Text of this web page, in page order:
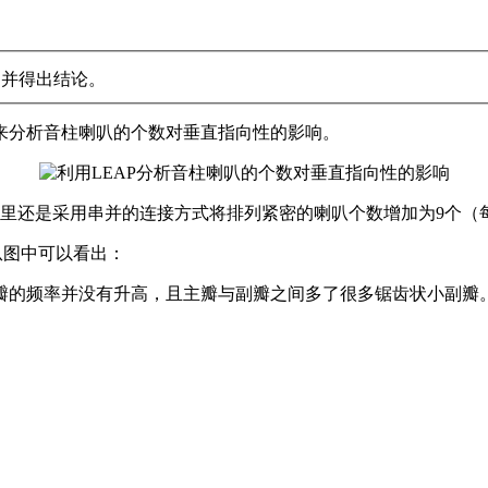
得出结论。
分析音柱喇叭的个数对垂直指向性的影响。
还是采用串并的连接方式将排列紧密的喇叭个数增加为9个
中可以看出：
频率并没有升高，且主瓣与副瓣之间多了很多锯齿状小副瓣